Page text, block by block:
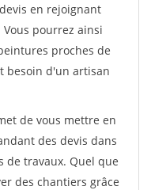
en rejoignant
pourrez ainsi
proches de
besoin d'un artisan
de vous mettre en
des devis dans
de travaux. Quel que
des chantiers grâce